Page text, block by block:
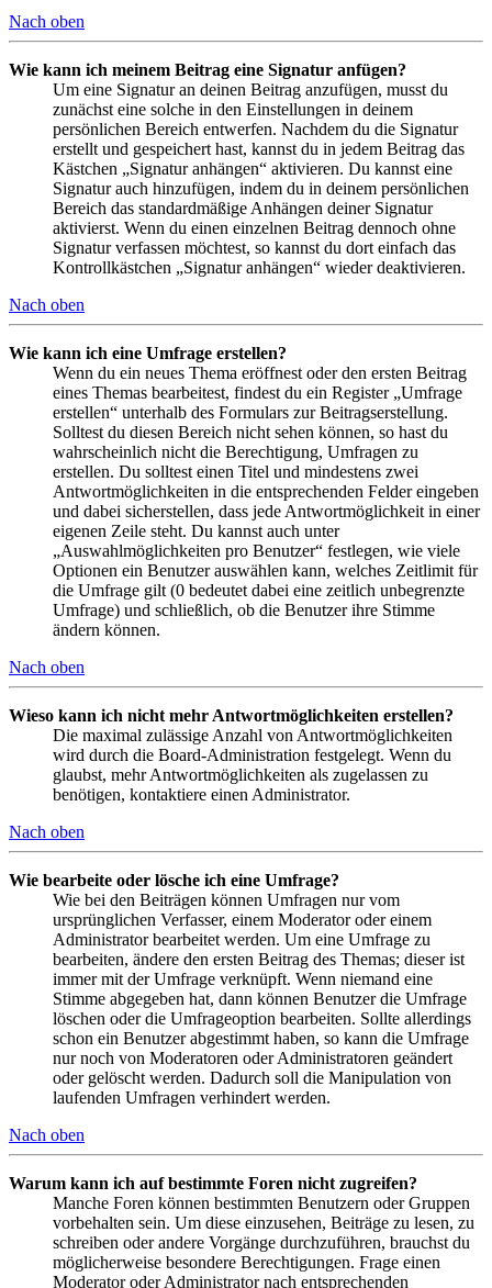
Nach oben
Wie kann ich meinem Beitrag eine Signatur anfügen?
Um eine Signatur an deinen Beitrag anzufügen, musst du
zunächst eine solche in den Einstellungen in deinem
persönlichen Bereich entwerfen. Nachdem du die Signatur
erstellt und gespeichert hast, kannst du in jedem Beitrag das
Kästchen „Signatur anhängen“ aktivieren. Du kannst eine
Signatur auch hinzufügen, indem du in deinem persönlichen
Bereich das standardmäßige Anhängen deiner Signatur
aktivierst. Wenn du einen einzelnen Beitrag dennoch ohne
Signatur verfassen möchtest, so kannst du dort einfach das
Kontrollkästchen „Signatur anhängen“ wieder deaktivieren.
Nach oben
Wie kann ich eine Umfrage erstellen?
Wenn du ein neues Thema eröffnest oder den ersten Beitrag
eines Themas bearbeitest, findest du ein Register „Umfrage
erstellen“ unterhalb des Formulars zur Beitragserstellung.
Solltest du diesen Bereich nicht sehen können, so hast du
wahrscheinlich nicht die Berechtigung, Umfragen zu
erstellen. Du solltest einen Titel und mindestens zwei
Antwortmöglichkeiten in die entsprechenden Felder eingeben
und dabei sicherstellen, dass jede Antwortmöglichkeit in einer
eigenen Zeile steht. Du kannst auch unter
„Auswahlmöglichkeiten pro Benutzer“ festlegen, wie viele
Optionen ein Benutzer auswählen kann, welches Zeitlimit für
die Umfrage gilt (0 bedeutet dabei eine zeitlich unbegrenzte
Umfrage) und schließlich, ob die Benutzer ihre Stimme
ändern können.
Nach oben
Wieso kann ich nicht mehr Antwortmöglichkeiten erstellen?
Die maximal zulässige Anzahl von Antwortmöglichkeiten
wird durch die Board-Administration festgelegt. Wenn du
glaubst, mehr Antwortmöglichkeiten als zugelassen zu
benötigen, kontaktiere einen Administrator.
Nach oben
Wie bearbeite oder lösche ich eine Umfrage?
Wie bei den Beiträgen können Umfragen nur vom
ursprünglichen Verfasser, einem Moderator oder einem
Administrator bearbeitet werden. Um eine Umfrage zu
bearbeiten, ändere den ersten Beitrag des Themas; dieser ist
immer mit der Umfrage verknüpft. Wenn niemand eine
Stimme abgegeben hat, dann können Benutzer die Umfrage
löschen oder die Umfrageoption bearbeiten. Sollte allerdings
schon ein Benutzer abgestimmt haben, so kann die Umfrage
nur noch von Moderatoren oder Administratoren geändert
oder gelöscht werden. Dadurch soll die Manipulation von
laufenden Umfragen verhindert werden.
Nach oben
Warum kann ich auf bestimmte Foren nicht zugreifen?
Manche Foren können bestimmten Benutzern oder Gruppen
vorbehalten sein. Um diese einzusehen, Beiträge zu lesen, zu
schreiben oder andere Vorgänge durchzuführen, brauchst du
möglicherweise besondere Berechtigungen. Frage einen
Moderator oder Administrator nach entsprechenden